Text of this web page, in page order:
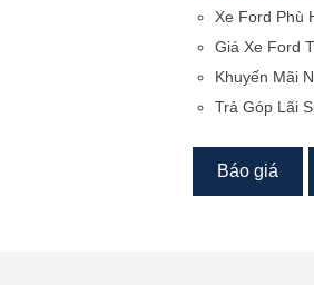
Xe Ford Phù
Giá Xe Ford
Khuyến Mãi
Trả Góp Lãi
Báo giá